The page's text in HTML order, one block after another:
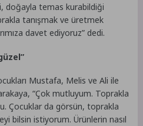
doğayla temas kurabildiği
tanışmak ve üretmek
davet ediyoruz” dedi.
Mustafa, Melis ve Ali ile
“Çok mutluyum. Toprakla
Çocuklar da görsün, toprakla
bilsin istiyorum. Ürünlerin nasıl